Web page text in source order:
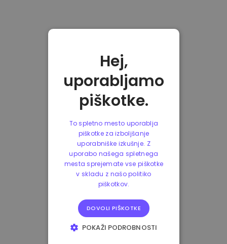
Hej,
uporabljamo
piškotke.
To spletno mesto uporablja
piškotke za izboljšanje
uporabniške izkušnje. Z
uporabo našega spletnega
mesta sprejemate vse piškotke
v skladu z našo politiko
piškotkov.
DOVOLI PIŠKOTKE
POKAŽI PODROBNOSTI